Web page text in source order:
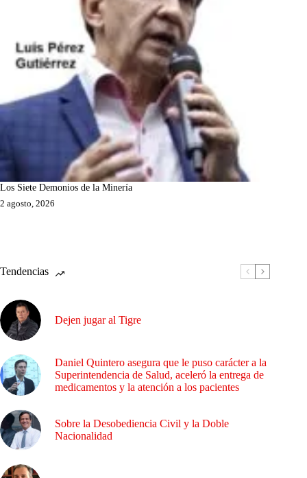
Los Siete Demonios de la Minería
2 agosto, 2026
Tendencias
Dejen jugar al Tigre
Daniel Quintero asegura que le puso carácter a la
Superintendencia de Salud, aceleró la entrega de
medicamentos y la atención a los pacientes
Sobre la Desobediencia Civil y la Doble
Nacionalidad